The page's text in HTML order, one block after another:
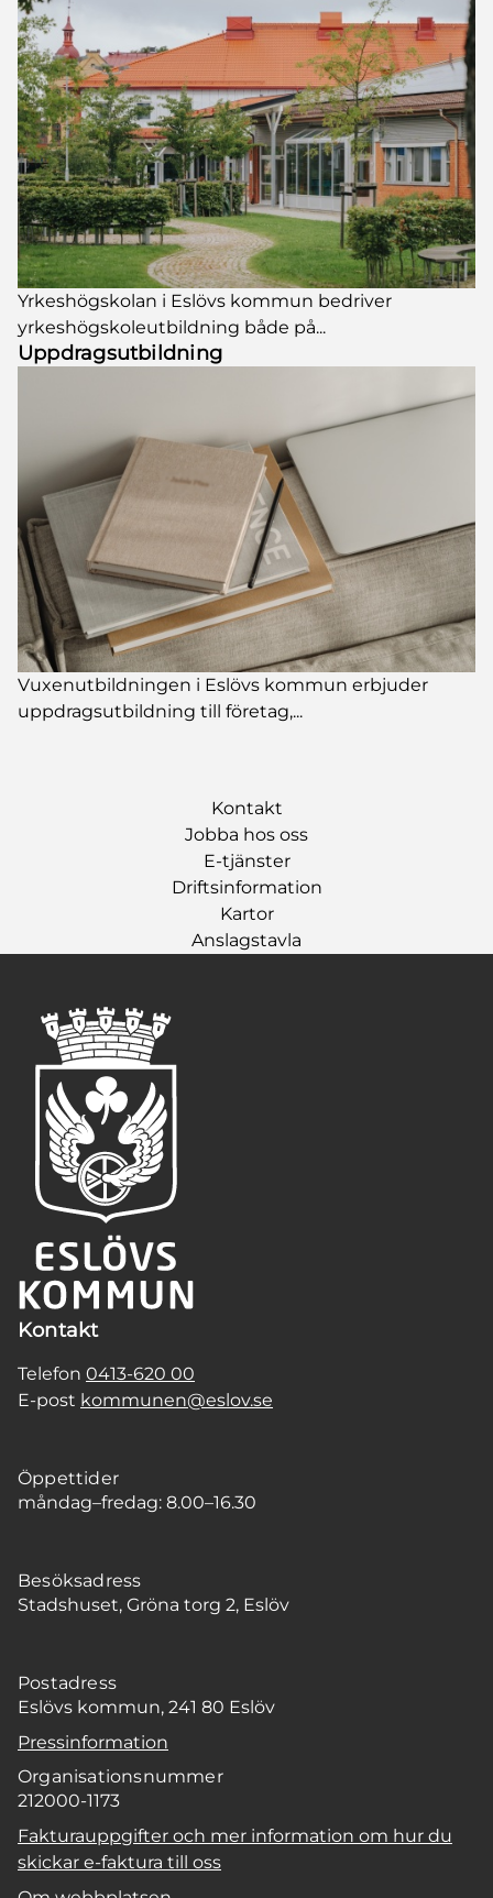
Yrkeshögskolan i Eslövs kommun bedriver
yrkeshögskoleutbildning både på...
Uppdragsutbildning
Vuxenutbildningen i Eslövs kommun erbjuder
uppdragsutbildning till företag,...
Kontakt
Jobba hos oss
E-tjänster
Driftsinformation
Kartor
Anslagstavla
Kontakt
Telefon 0413-620 00
E-post kommunen@eslov.se
Öppettider
måndag–fredag: 8.00–16.30
Besöksadress
Stadshuset, Gröna torg 2, Eslöv
Postadress
Eslövs kommun, 241 80 Eslöv
Pressinformation
Organisationsnummer
212000-1173
Fakturauppgifter och mer information om hur du
skickar e-faktura till oss